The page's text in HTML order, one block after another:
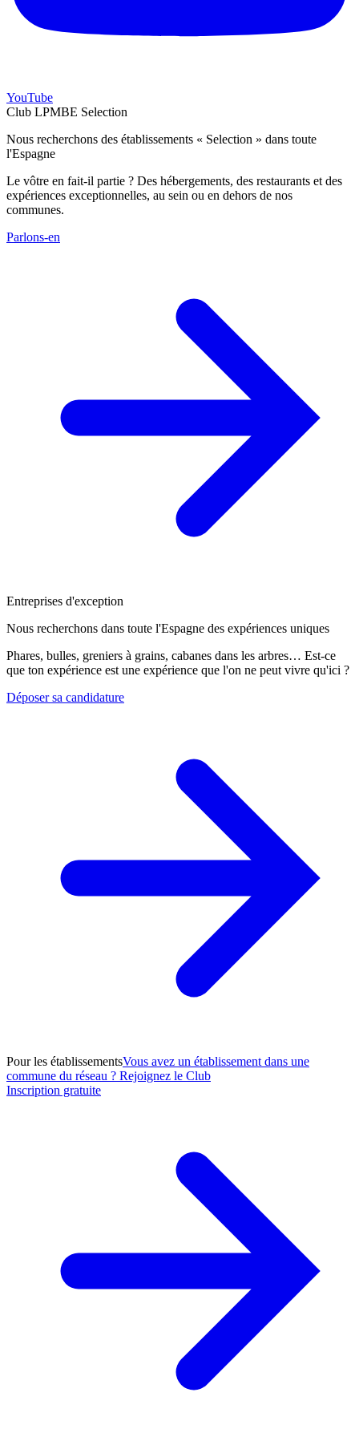
YouTube
Club LPMBE Selection
Nous recherchons des établissements « Selection » dans toute
l'Espagne
Le vôtre en fait-il partie ? Des hébergements, des restaurants et des
expériences exceptionnelles, au sein ou en dehors de nos
communes.
Parlons-en
Entreprises d'exception
Nous recherchons dans toute l'Espagne des expériences uniques
Phares, bulles, greniers à grains, cabanes dans les arbres… Est-ce
que ton expérience est une expérience que l'on ne peut vivre qu'ici ?
Déposer sa candidature
Pour les établissementsVous avez un établissement dans une
commune du réseau ? Rejoignez le Club
Inscription gratuite